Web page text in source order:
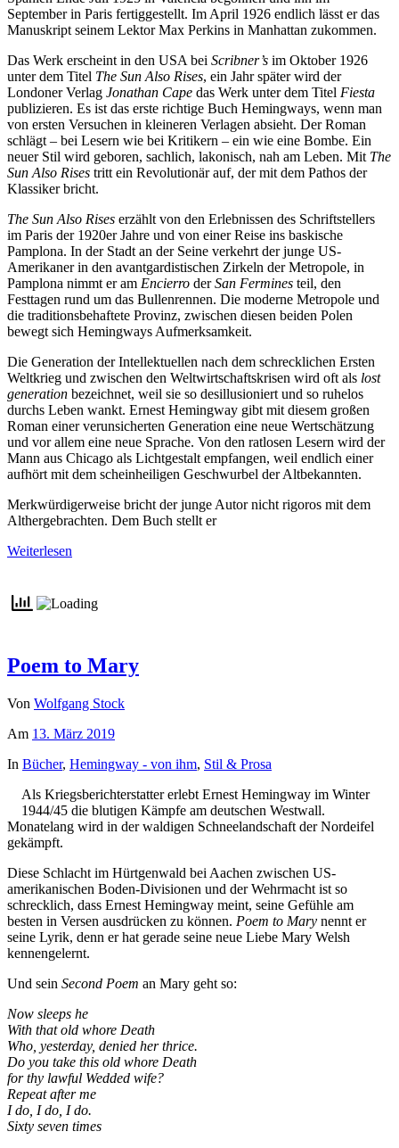
September in Paris fertiggestellt. Im April 1926 endlich lässt er das
Manuskript seinem Lektor Max Perkins in Manhattan zukommen.
Das Werk erscheint in den USA bei Scribner’s im Oktober 1926
unter dem Titel The Sun Also Rises, ein Jahr später wird der
Londoner Verlag Jonathan Cape das Werk unter dem Titel Fiesta
publizieren. Es ist das erste richtige Buch Hemingways, wenn man
von ersten Versuchen in kleineren Verlagen absieht. Der Roman
schlägt – bei Lesern wie bei Kritikern – ein wie eine Bombe. Ein
neuer Stil wird geboren, sachlich, lakonisch, nah am Leben. Mit The
Sun Also Rises tritt ein Revolutionär auf, der mit dem Pathos der
Klassiker bricht.
The Sun Also Rises erzählt von den Erlebnissen des Schriftstellers
im Paris der 1920er Jahre und von einer Reise ins baskische
Pamplona. In der Stadt an der Seine verkehrt der junge US-
Amerikaner in den avantgardistischen Zirkeln der Metropole, in
Pamplona nimmt er am Encierro derSan Fermines teil, den
Festtagen rund um das Bullenrennen. Die moderne Metropole und
die traditionsbehaftete Provinz, zwischen diesen beiden Polen
bewegt sich Hemingways Aufmerksamkeit.
Die Generation der Intellektuellen nach dem schrecklichen Ersten
Weltkrieg und zwischen den Weltwirtschaftskrisen wird oft als lost
generation bezeichnet, weil sie so desillusioniert und so ruhelos
durchs Leben wankt. Ernest Hemingway gibt mit diesem großen
Roman einer verunsicherten Generation eine neue Wertschätzung
und vor allem eine neue Sprache. Von den ratlosen Lesern wird der
Mann aus Chicago als Lichtgestalt empfangen, weil endlich einer
aufhört mit dem scheinheiligen Geschwurbel der Altbekannten.
Merkwürdigerweise bricht der junge Autor nicht rigoros mit dem
Althergebrachten. Dem Buch stellt er
Weiterlesen
Poem to Mary
Von Wolfgang Stock
Am 13. März 2019
In Bücher, Hemingway - von ihm, Stil & Prosa
Als Kriegsberichterstatter erlebt Ernest Hemingway im Winter
1944/45 die blutigen Kämpfe am deutschen Westwall.
Monatelang wird in der waldigen Schneelandschaft der Nordeifel
gekämpft.
Diese Schlacht im Hürtgenwald bei Aachen zwischen US-
amerikanischen Boden-Divisionen und der Wehrmacht ist so
schrecklich, dass Ernest Hemingway meint, seine Gefühle am
besten in Versen ausdrücken zu können. Poem to Mary nennt er
seine Lyrik, denn er hat gerade seine neue Liebe Mary Welsh
kennengelernt.
Und sein Second Poem an Mary geht so:
Now sleeps he
With that old whore Death
Who, yesterday, denied her thrice.
Do you take this old whore Death
for thy lawful Wedded wife?
Repeat after me
I do, I do, I do.
Sixty seven times